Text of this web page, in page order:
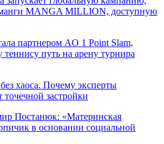
манги MANGA MILLION, доступную
партнером AO 1 Point Slam,
путь на арену турнира
хаоса. Почему эксперты
точечной застройки
Постанюк: «Материнская
в основании социальной